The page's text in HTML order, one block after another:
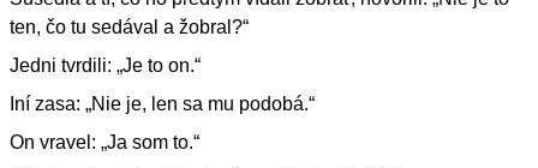
ten, čo tu sedával a žobral?“
Jedni tvrdili: „Je to on.“
Iní zasa: „Nie je, len sa mu podobá.“
On vravel: „Ja som to.“